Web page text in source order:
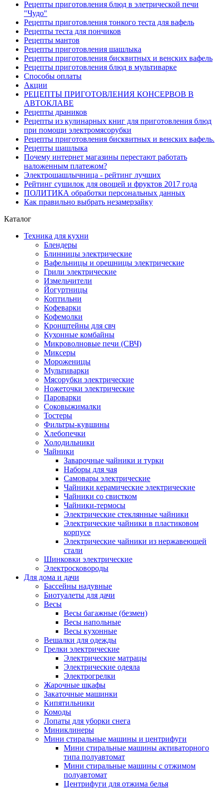
Рецепты приготовления блюд в элетрической печи
"Чудо"
Рецепты приготовления тонкого теста для вафель
Рецепты теста для пончиков
Рецепты мантов
Рецепты приготовления шашлыка
Рецепты приготовления бисквитных и венских вафель
Рецепты приготовления блюд в мультиварке
Способы оплаты
Акции
РЕЦЕПТЫ ПРИГОТОВЛЕНИЯ КОНСЕРВОВ В
АВТОКЛАВЕ
Рецепты драников
Рецепты из кулинарных книг для приготовления блюд
при помощи электромясорубки
Рецепты приготовления бисквитных и венских вафель.
Рецепты шашлыка
Почему интернет магазины перестают работать
наложенным платежом?
Электрошашлычница - рейтинг лучших
Рейтинг сушилок для овощей и фруктов 2017 года
ПОЛИТИКА обработки персональных данных
Как правильно выбрать незамерзайку
Каталог
Техника для кухни
Блендеры
Блинницы электрические
Вафельницы и орешницы электрические
Грили электрические
Измельчители
Йогуртницы
Коптильни
Кофеварки
Кофемолки
Кронштейны для свч
Кухонные комбайны
Микроволновые печи (СВЧ)
Миксеры
Мороженицы
Мультиварки
Мясорубки электрические
Ножеточки электрические
Пароварки
Соковыжималки
Тостеры
Фильтры-кувшины
Хлебопечки
Холодильники
Чайники
Заварочные чайники и турки
Наборы для чая
Самовары электрические
Чайники керамические электрические
Чайники со свистком
Чайники-термосы
Электрические стеклянные чайники
Электрические чайники в пластиковом
корпусе
Электрические чайники из нержавеющей
стали
Шинковки электрические
Электросковороды
Для дома и дачи
Бассейны надувные
Биотуалеты для дачи
Весы
Весы багажные (безмен)
Весы напольные
Весы кухонные
Вешалки для одежды
Грелки электрические
Электрические матрацы
Электрические одеяла
Электрогрелки
Жарочные шкафы
Закаточные машинки
Кипятильники
Комоды
Лопаты для уборки снега
Миниклинеры
Мини стиральные машины и центрифуги
Мини стиральные машины активаторного
типа полуавтомат
Мини стиральные машины с отжимом
полуавтомат
Центрифуги для отжима белья